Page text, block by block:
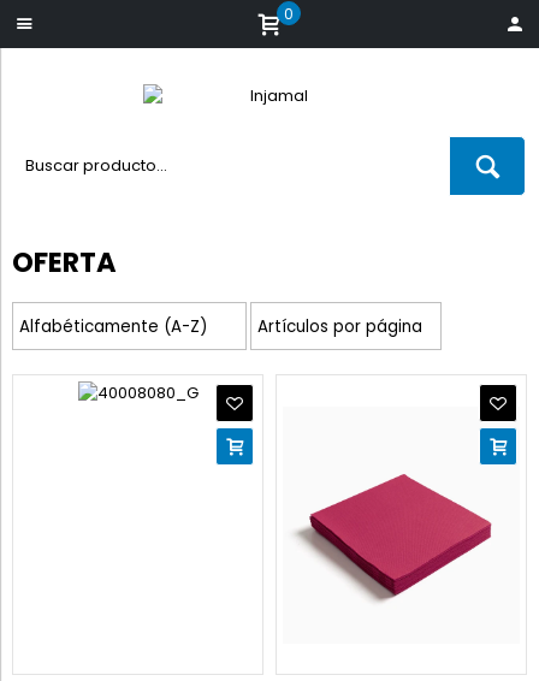
0
OFERTA